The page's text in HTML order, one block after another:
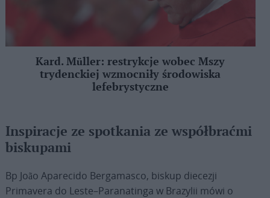
Kard. Müller: restrykcje wobec Mszy
trydenckiej wzmocniły środowiska
lefebrystyczne
Inspiracje ze spotkania ze współbraćmi
biskupami
Bp João Aparecido Bergamasco, biskup diecezji
Primavera do Leste–Paranatinga w Brazylii mówi o